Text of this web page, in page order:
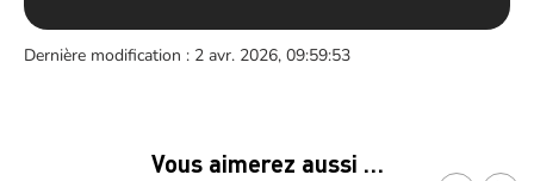
Dernière modification : 2 avr. 2026, 09:59:53
Vous aimerez aussi …